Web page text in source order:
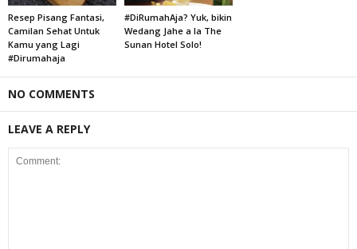
Resep Pisang Fantasi,
Camilan Sehat Untuk
Kamu yang Lagi
#Dirumahaja
#DiRumahAja? Yuk, bikin
Wedang Jahe a la The
Sunan Hotel Solo!
NO COMMENTS
LEAVE A REPLY